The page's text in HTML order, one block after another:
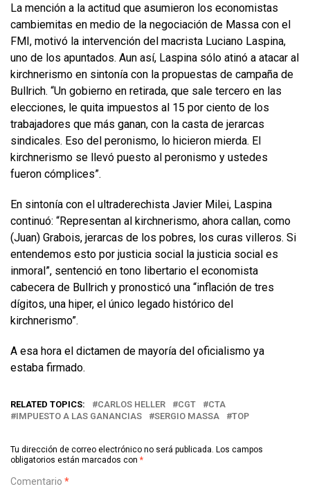
La mención a la actitud que asumieron los economistas
cambiemitas en medio de la negociación de Massa con el
FMI, motivó la intervención del macrista Luciano Laspina,
uno de los apuntados. Aun así, Laspina sólo atinó a atacar al
kirchnerismo en sintonía con la propuestas de campaña de
Bullrich. “Un gobierno en retirada, que sale tercero en las
elecciones, le quita impuestos al 15 por ciento de los
trabajadores que más ganan, con la casta de jerarcas
sindicales. Eso del peronismo, lo hicieron mierda. El
kirchnerismo se llevó puesto al peronismo y ustedes
fueron cómplices”.
En sintonía con el ultraderechista Javier Milei, Laspina
continuó: “Representan al kirchnerismo, ahora callan, como
(Juan) Grabois, jerarcas de los pobres, los curas villeros. Si
entendemos esto por justicia social la justicia social es
inmoral”, sentenció en tono libertario el economista
cabecera de Bullrich y pronosticó una “inflación de tres
dígitos, una hiper, el único legado histórico del
kirchnerismo”.
A esa hora el dictamen de mayoría del oficialismo ya
estaba firmado.
RELATED TOPICS: CARLOS HELLER CGT
CTA
IMPUESTO A LAS GANANCIAS
SERGIO MASSA TOP
Tu dirección de correo electrónico no será publicada. Los campos
obligatorios están marcados con *
Comentario *